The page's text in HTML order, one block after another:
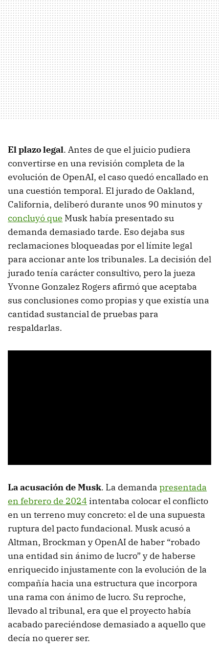
El plazo legal. Antes de que el juicio pudiera
convertirse en una revisión completa de la
evolución de OpenAI, el caso quedó encallado en
una cuestión temporal. El jurado de Oakland,
California, deliberó durante unos 90 minutos y
concluyó que Musk había presentado su
demanda demasiado tarde. Eso dejaba sus
reclamaciones bloqueadas por el límite legal
para accionar ante los tribunales. La decisión del
jurado tenía carácter consultivo, pero la jueza
Yvonne Gonzalez Rogers afirmó que aceptaba
sus conclusiones como propias y que existía una
cantidad sustancial de pruebas para
respaldarlas.
La acusación de Musk. La demanda presentada
en febrero de 2024 intentaba colocar el conflicto
en un terreno muy concreto: el de una supuesta
ruptura del pacto fundacional. Musk acusó a
Altman, Brockman y OpenAI de haber “robado
una entidad sin ánimo de lucro” y de haberse
enriquecido injustamente con la evolución de la
compañía hacia una estructura que incorpora
una rama con ánimo de lucro. Su reproche,
llevado al tribunal, era que el proyecto había
acabado pareciéndose demasiado a aquello que
decía no querer ser.